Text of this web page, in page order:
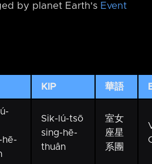
by planet Earth's Event
KIP 華語
hē-
Sik-lú-tsō
sing-hē-
thuân
室女
座星
系團